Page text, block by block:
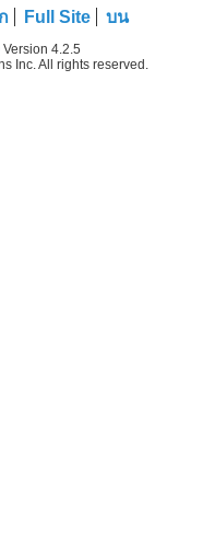
Full Site บน
Version 4.2.5
Inc. All rights reserved.